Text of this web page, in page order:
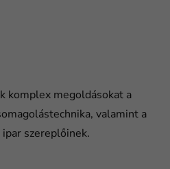
komplex megoldásokat a
valamint a
szereplőinek.